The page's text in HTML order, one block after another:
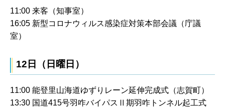
11:00 来客（知事室）
16:05 新型コロナウィルス感染症対策本部会議（庁議
室）
12日（日曜日）
11:00 能登里山海道ゆずりレーン延伸完成式（志賀町）
13:30 国道415号羽咋バイパスⅡ期羽咋トンネル起工式